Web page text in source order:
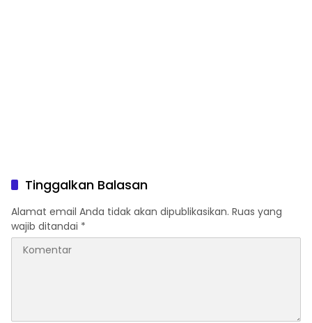
Tinggalkan Balasan
Alamat email Anda tidak akan dipublikasikan. Ruas yang
wajib ditandai *